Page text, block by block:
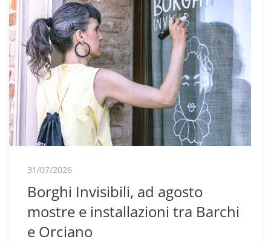
31/07/2026
Borghi Invisibili, ad agosto
mostre e installazioni tra Barchi
e Orciano